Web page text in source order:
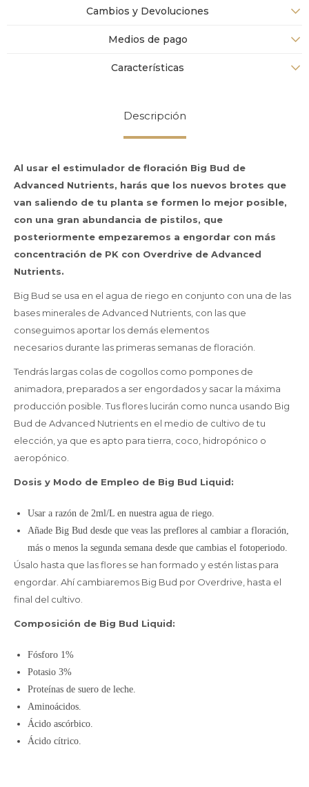
Cambios y Devoluciones
Medios de pago
Características
Descripción
Al usar el estimulador de floración Big Bud de
Advanced Nutrients, harás que los nuevos brotes que
van saliendo de tu planta se formen lo mejor posible,
con una gran abundancia de pistilos, que
posteriormente empezaremos a engordar con más
concentración de PK con Overdrive de Advanced
Nutrients.
Big Bud se usa en el agua de riego en conjunto con una de las
bases minerales de Advanced Nutrients, con las que
conseguimos aportar los demás elementos
necesarios durante las primeras semanas de floración.
Tendrás largas colas de cogollos como pompones de
animadora, preparados a ser engordados y sacar la máxima
producción posible. Tus flores lucirán como nunca usando Big
Bud de Advanced Nutrients en el medio de cultivo de tu
elección, ya que es apto para tierra, coco, hidropónico o
aeropónico.
Dosis y Modo de Empleo de Big Bud Liquid:
Usar a razón de 2ml/L en nuestra agua de riego.
Añade Big Bud desde que veas las preflores al cambiar a floración,
más o menos la segunda semana desde que cambias el fotoperiodo.
Úsalo hasta que las flores se han formado y estén listas para
engordar. Ahí cambiaremos Big Bud por Overdrive, hasta el
final del cultivo.
Composición de Big Bud Liquid:
Fósforo 1%
Potasio 3%
Proteínas de suero de leche.
Aminoácidos.
Ácido ascórbico.
Ácido cítrico.